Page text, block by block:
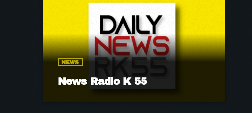
NEWS
News Radio K 55